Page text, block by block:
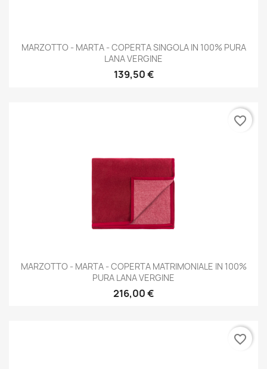
MARZOTTO - MARTA - COPERTA SINGOLA IN 100% PURA
LANA VERGINE
139,50 €
MARZOTTO - MARTA - COPERTA MATRIMONIALE IN 100%
PURA LANA VERGINE
216,00 €
favorite_border
favorite_border